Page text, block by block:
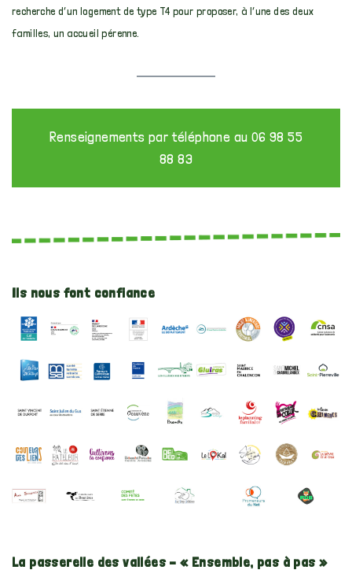
recherche d’un logement de type T4 pour proposer, à l’une des deux
familles, un accueil pérenne.
Renseignements par téléphone au 06 98 55
88 83
Ils nous font confiance
La passerelle des vallées – « Ensemble, pas à pas »